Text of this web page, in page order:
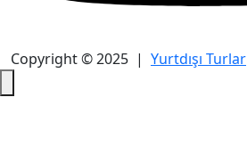
Copyright © 2025 | Yurtdışı Turlar